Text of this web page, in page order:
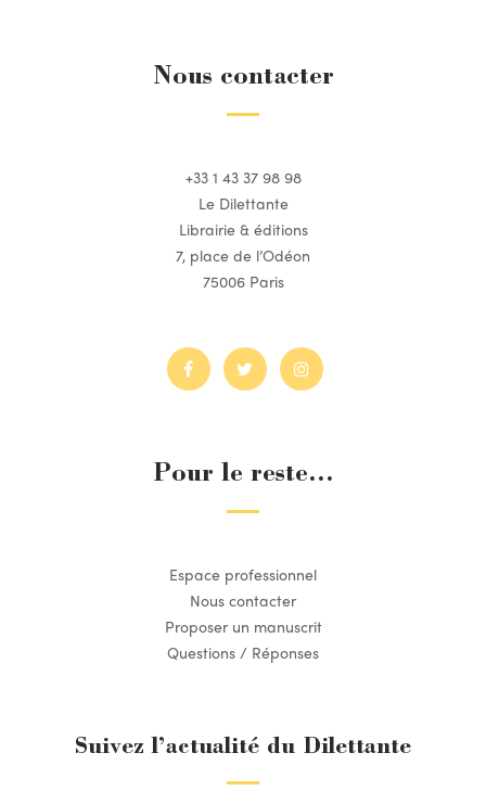
Nous contacter
+33 1 43 37 98 98
Le Dilettante
Librairie & éditions
7, place de l’Odéon
75006 Paris
Pour le reste...
Espace professionnel
Nous contacter
Proposer un manuscrit
Questions / Réponses
Suivez l’actualité du Dilettante